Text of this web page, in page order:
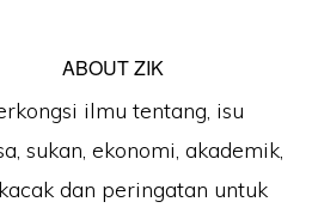
ABOUTZIK
ilmu tentang, isu
sukan, ekonomi, akademik,
dan peringatan untuk